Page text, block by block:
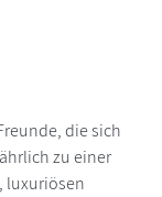
die sich
zu einer
luxuriösen